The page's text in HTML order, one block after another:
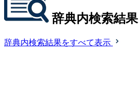
辞典内検索結果
辞典内検索結果をすべて表示